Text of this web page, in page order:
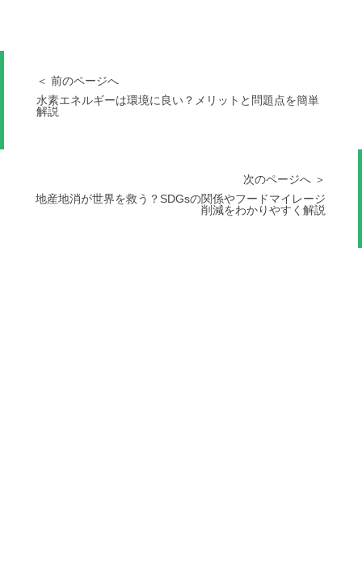
＜ 前のページへ
水素エネルギーは環境に良い？メリットと問題点を簡単
解説
次のページへ ＞
地産地消が世界を救う？SDGsの関係やフードマイレージ
削減をわかりやすく解説